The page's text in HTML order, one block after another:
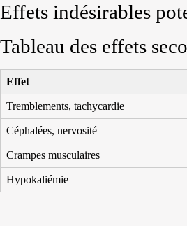
Effets indésirables
Tableau des effets
Effet
Tremblements, tachycardie
Céphalées, nervosité
Crampes musculaires
Hypokaliémie